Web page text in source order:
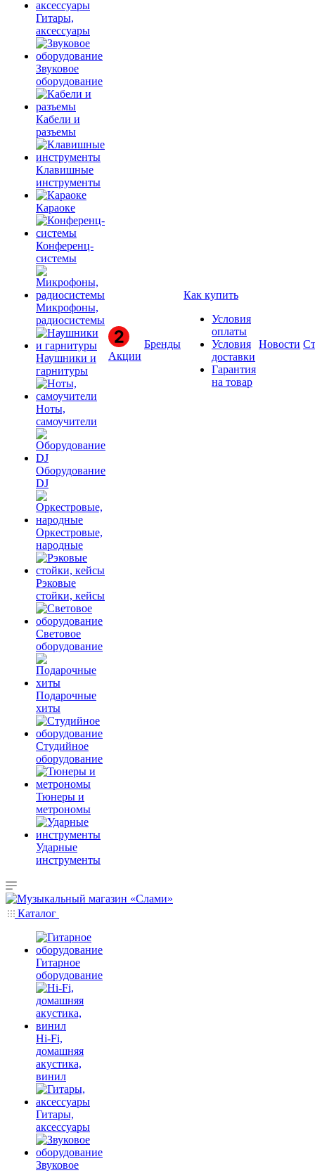
Гитары,
аксессуары
Звуковое
оборудование
Кабели и
разъемы
Клавишные
инструменты
Караоке
Конференц-
системы
Микрофоны,
радиосистемы
Наушники и
гарнитуры
Ноты,
самоучители
Оборудование
DJ
Оркестровые,
народные
Рэковые
стойки, кейсы
Световое
оборудование
Подарочные
хиты
Студийное
оборудование
Тюнеры и
метрономы
Ударные
инструменты
Акции
Бренды
Как купить
Условия
оплаты
Условия
доставки
Гарантия
на товар
Новости
Каталог
Гитарное
оборудование
Hi-Fi,
домашняя
акустика,
винил
Гитары,
аксессуары
Звуковое